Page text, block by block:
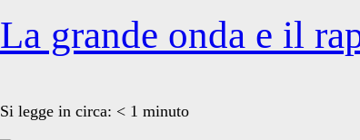
La grande onda e il
Si legge in circa: < 1 minuto